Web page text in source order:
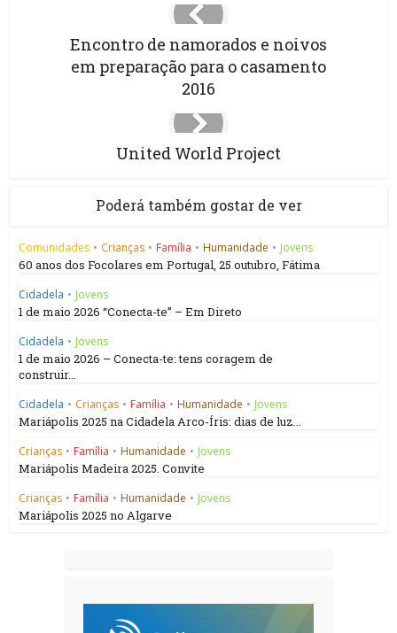
Encontro de namorados e noivos
em preparação para o casamento
2016
United World Project
Poderá também gostar de ver
Comunidades • Crianças • Família • Humanidade • Jovens
60 anos dos Focolares em Portugal, 25 outubro, Fátima
Cidadela • Jovens
1 de maio 2026 “Conecta-te” – Em Direto
Cidadela • Jovens
1 de maio 2026 – Conecta-te: tens coragem de
construir...
Cidadela • Crianças • Família • Humanidade • Jovens
Mariápolis 2025 na Cidadela Arco-Íris: dias de luz...
Crianças • Família • Humanidade • Jovens
Mariápolis Madeira 2025. Convite
Crianças • Família • Humanidade • Jovens
Mariápolis 2025 no Algarve